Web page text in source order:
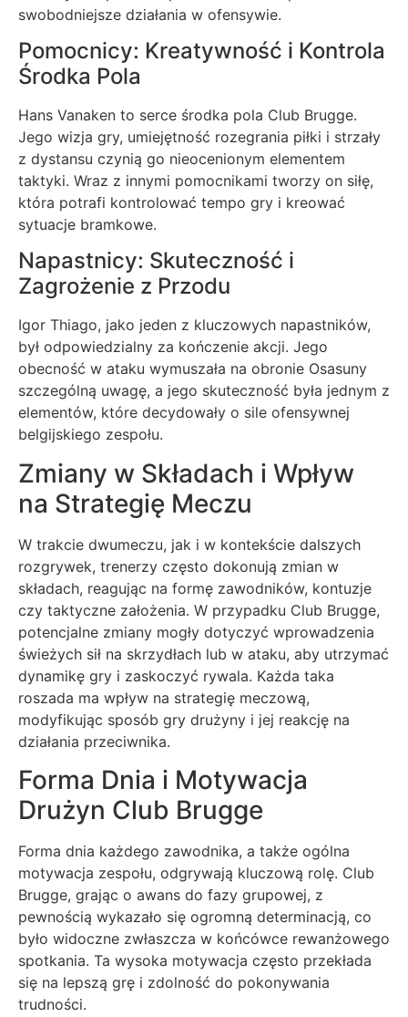
swobodniejsze działania w ofensywie.
Pomocnicy: Kreatywność i Kontrola
Środka Pola
Hans Vanaken to serce środka pola Club Brugge.
Jego wizja gry, umiejętność rozegrania piłki i strzały
z dystansu czynią go nieocenionym elementem
taktyki. Wraz z innymi pomocnikami tworzy on siłę,
która potrafi kontrolować tempo gry i kreować
sytuacje bramkowe.
Napastnicy: Skuteczność i
Zagrożenie z Przodu
Igor Thiago, jako jeden z kluczowych napastników,
był odpowiedzialny za kończenie akcji. Jego
obecność w ataku wymuszała na obronie Osasuny
szczególną uwagę, a jego skuteczność była jednym z
elementów, które decydowały o sile ofensywnej
belgijskiego zespołu.
Zmiany w Składach i Wpływ
na Strategię Meczu
W trakcie dwumeczu, jak i w kontekście dalszych
rozgrywek, trenerzy często dokonują zmian w
składach, reagując na formę zawodników, kontuzje
czy taktyczne założenia. W przypadku Club Brugge,
potencjalne zmiany mogły dotyczyć wprowadzenia
świeżych sił na skrzydłach lub w ataku, aby utrzymać
dynamikę gry i zaskoczyć rywala. Każda taka
roszada ma wpływ na strategię meczową,
modyfikując sposób gry drużyny i jej reakcję na
działania przeciwnika.
Forma Dnia i Motywacja
Drużyn Club Brugge
Forma dnia każdego zawodnika, a także ogólna
motywacja zespołu, odgrywają kluczową rolę. Club
Brugge, grając o awans do fazy grupowej, z
pewnością wykazało się ogromną determinacją, co
było widoczne zwłaszcza w końcówce rewanżowego
spotkania. Ta wysoka motywacja często przekłada
się na lepszą grę i zdolność do pokonywania
trudności.